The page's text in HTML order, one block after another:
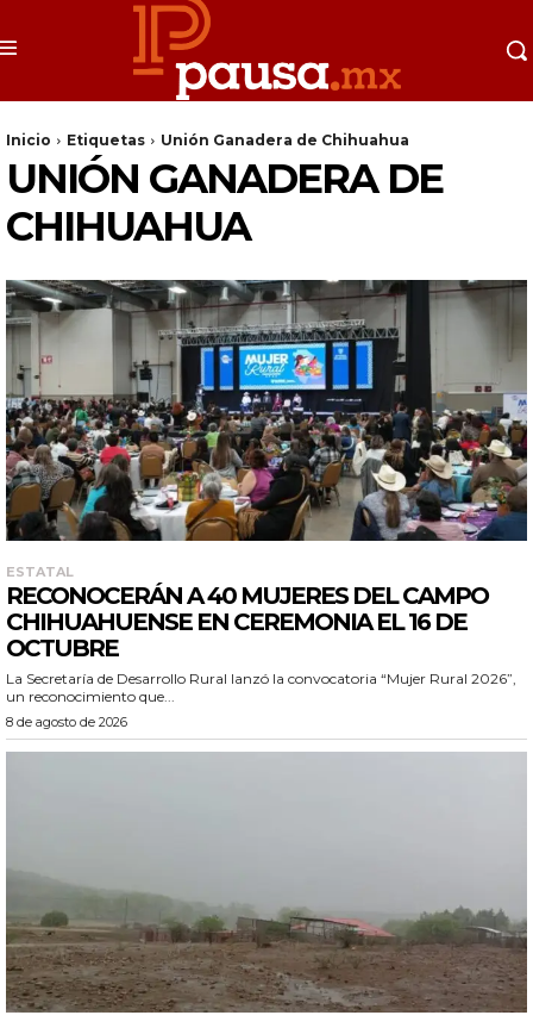
Inicio Etiquetas Unión Ganadera de Chihuahua
UNIÓN GANADERA DE
CHIHUAHUA
ESTATAL
RECONOCERÁN A 40 MUJERES DEL CAMPO
CHIHUAHUENSE EN CEREMONIA EL 16 DE
OCTUBRE
La Secretaría de Desarrollo Rural lanzó la convocatoria “Mujer Rural 2026”,
un reconocimiento que...
8 de agosto de 2026